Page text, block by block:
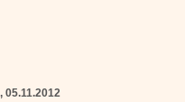
, 05.11.2012